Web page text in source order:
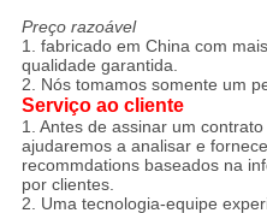
Preço razoável
1. fabricado em China com
qualidade garantida.
2. Nós tomamos somente um
Serviço ao cliente
1. Antes de assinar um
ajudaremos a analisar e
recommdations baseados na
por clientes.
2. Uma tecnologia-equipe